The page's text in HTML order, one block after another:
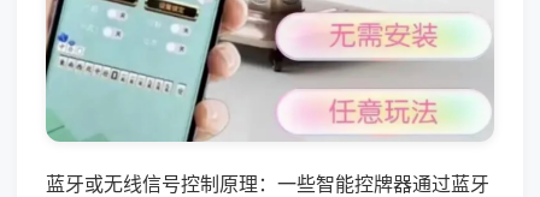
蓝牙或无线信号控制原理：一些智能控牌器通过蓝牙